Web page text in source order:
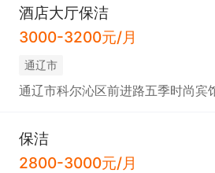
酒店大厅保洁
3000-3200元/月
通辽市
通辽市科尔沁区前进路五季时尚宾
保洁
2800-3000元/月